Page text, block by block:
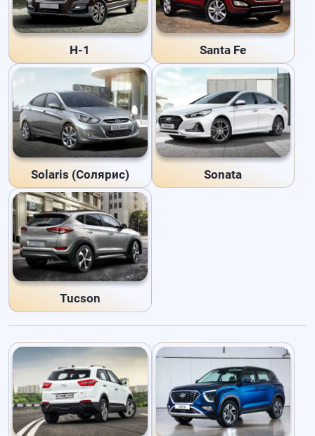
H-1 Santa Fe
Solaris (Солярис) Sonata
Tucson